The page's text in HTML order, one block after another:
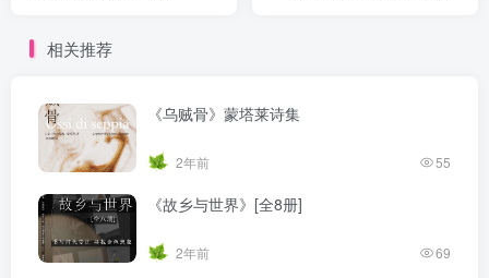
相关推荐
《乌贼骨》蒙塔莱诗集
2年前 55
《故乡与世界》[全8册]
2年前 69